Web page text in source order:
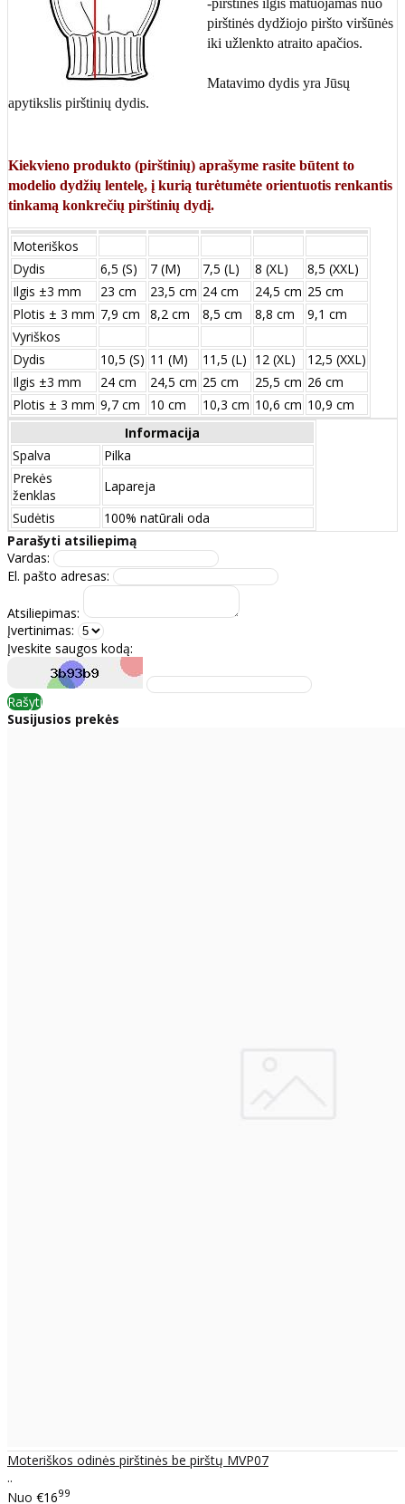
-pirštinės ilgis matuojamas nuo
pirštinės dydžiojo piršto viršūnės
iki užlenkto atraito apačios.
Matavimo dydis yra Jūsų
apytikslis pirštinių dydis.
Kiekvieno produkto (pirštinių) aprašyme rasite būtent to
modelio dydžių lentelę, į kurią turėtumėte orientuotis renkantis
tinkamą konkrečių pirštinių dydį.
Moteriškos
Dydis
6,5 (S) 7 (M) 7,5 (L) 8 (XL)
8,5 (XXL)
Ilgis ±3 mm
23 cm 23,5 cm 24 cm 24,5 cm 25 cm
Plotis ± 3 mm 7,9 cm 8,2 cm 8,5 cm 8,8 cm
9,1 cm
Vyriškos
Dydis
10,5 (S) 11 (M) 11,5 (L) 12 (XL)
12,5 (XXL)
Ilgis ±3 mm
24 сm 24,5 сm 25 сm 25,5 сm 26 сm
Plotis ± 3 mm 9,7 сm 10 сm 10,3 сm 10,6 сm 10,9 сm
Informacija
Spalva
Pilka
Prekės
ženklas
Lapareja
Sudėtis
100% natūrali oda
Parašyti atsiliepimą
Vardas:
El. pašto adresas:
Atsiliepimas:
Įvertinimas:
Įveskite saugos kodą:
Rašyti
Susijusios prekės
Moteriškos odinės pirštinės be pirštų MVP07
..
Nuo €1699